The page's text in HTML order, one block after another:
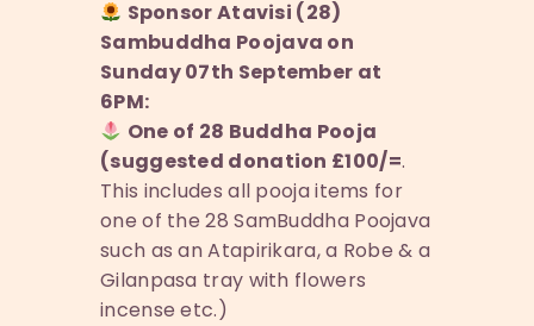
Sponsor Atavisi (28)
Sambuddha Poojava on
Sunday 07th September at
6PM:
One of 28 Buddha Pooja
(suggested donation £100/=.
This includes all pooja items for
one of the 28 SamBuddha Poojava
such as an Atapirikara, a Robe & a
Gilanpasa tray with flowers
incense etc.)